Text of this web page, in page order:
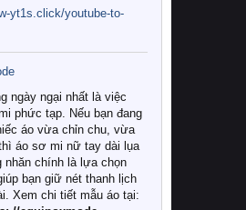
hiệu và mẫu mã
làm thế nào để chọn
bộ chăn ga gối đệm cao
chất lượng, phù hợp với
cầu sử dụng của gia
chúng tôi đi tìm lời
tiết qua bài viết dưới đây.
các gia đình hiện đại lại ưa
ga gối đệm cao cấp?
dòng sản phẩm thông
bộ chăn ga gối đệm
yt1s.click/youtube-to-
ngày ngại nhất là việc
phức tạp. Nếu bạn đang
áo vừa chỉn chu, vừa
áo sơ mi nữ tay dài lụa
nhăn chính là lựa chọn
bạn giữ nét thanh lịch
Xem chi tiết mẫu áo tại: